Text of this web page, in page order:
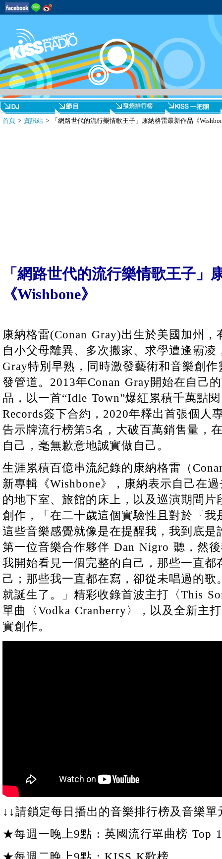
首頁 > 資訊站 > 「網路世代的流行樂情歌王子」康納格雷最新作品《
「網路世代的流行樂情歌王子」
《Wishbone》
康納格雷(Conan Gray)出生於美國加州
自小父母離異、多次搬家、求學遭逢霸凌
Gray特別早熟，同時激發藝術和音樂創
發管道。2013年Conan Gray開始在自己
品，以一首“Idle Town”爆紅累積千萬點
Records簽下合約，2020年釋出首張個人
告示牌流行榜第5名，大破百萬銷售量，
自己，毫無歉意地誠實做自己。
生涯累積百億串流紀錄的康納格雷（
新專輯《Wishbone》，康納表示自己在
的地下室、旅館的床上，以及巡演期間
創作，「在二十歲這個實驗性且對於『我
這些音樂感覺就像是在提醒我，我到底是
第一位音樂合作夥伴 Dan Nigro 聽，然
我開始看見一個完整的自己，那些一直都
己；那些我一直都在寫，卻從未唱過的
就誕生了。」精彩收錄首波主打〈This
單曲〈Vodka Cranberry〉，以及全新主
實創作。
↓↓請鎖定每日播出的音樂排行榜及音樂單
★每週一晚上9點 : 英國流行單曲榜 Top
★每週二晚上9點 : KISS K歌榜